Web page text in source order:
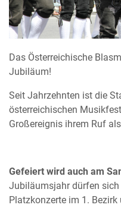
Das Österreichische
Jubiläum!
Seit Jahrzehnten ist die
österreichischen
Großereignis ihrem Ruf
Gefeiert wird auch am
Jubiläumsjahr dürfen sich
Platzkonzerte im 1.